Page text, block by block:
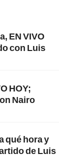
EN VIVO
con Luis
HOY;
Nairo
qué hora y
de Luis